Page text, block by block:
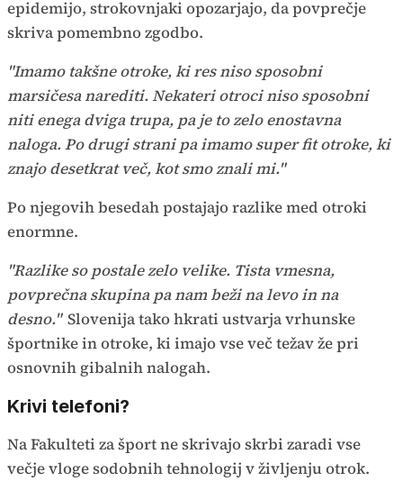
epidemijo, strokovnjaki opozarjajo, da povprečje
skriva pomembno zgodbo.
"Imamo takšne otroke, ki res niso sposobni
marsičesa narediti. Nekateri otroci niso sposobni
niti enega dviga trupa, pa je to zelo enostavna
naloga. Po drugi strani pa imamo super fit otroke, ki
znajo desetkrat več, kot smo znali mi."
Po njegovih besedah postajajo razlike med otroki
enormne.
"Razlike so postale zelo velike. Tista vmesna,
povprečna skupina pa nam beži na levo in na
desno." Slovenija tako hkrati ustvarja vrhunske
športnike in otroke, ki imajo vse več težav že pri
osnovnih gibalnih nalogah.
Krivi telefoni?
Na Fakulteti za šport ne skrivajo skrbi zaradi vse
večje vloge sodobnih tehnologij v življenju otrok.